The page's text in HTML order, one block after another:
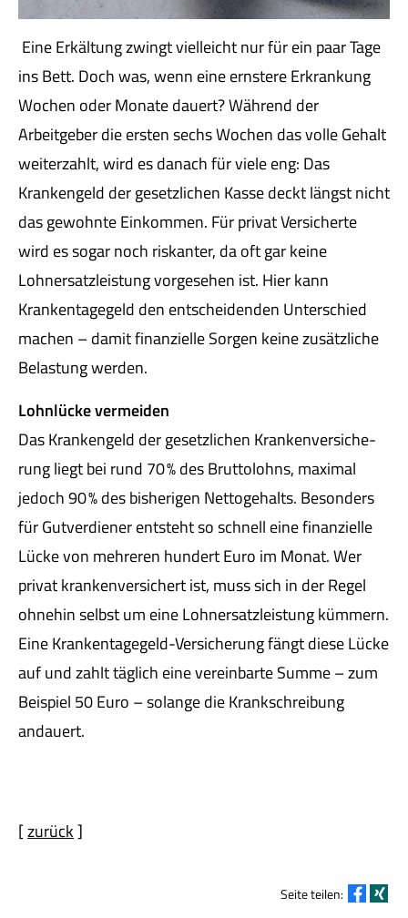
Eine Erkältung zwingt vielleicht nur für ein paar Tage
ins Bett. Doch was, wenn eine ernstere Erkrankung
Wochen oder Monate dauert? Während der
Arbeitgeber die ersten sechs Wochen das volle Gehalt
weiterzahlt, wird es danach für viele eng: Das
Krankengeld der gesetzlichen Kasse deckt längst nicht
das gewohnte Einkommen. Für privat Versicherte
wird es sogar noch riskanter, da oft gar keine
Lohnersatzleistung vorgesehen ist. Hier kann
Krankentagegeld den entscheidenden Unterschied
machen – damit finanzielle Sorgen keine zusätzliche
Belastung werden.
Lohnlücke vermeiden
Das Krankengeld der gesetzlichen Kranken­ver­si­che­
rung liegt bei rund 70 % des Bruttolohns, maximal
jedoch 90 % des bisherigen Nettogehalts. Besonders
für Gutverdiener entsteht so schnell eine finanzielle
Lücke von mehreren hundert Euro im Monat. Wer
privat krankenversichert ist, muss sich in der Regel
ohnehin selbst um eine Lohnersatzleistung kümmern.
Eine Krankentagegeld-Versicherung fängt diese Lücke
auf und zahlt täglich eine vereinbarte Summe – zum
Beispiel 50 Euro – solange die Krankschreibung
andauert.
[zurück]
Seite teilen: